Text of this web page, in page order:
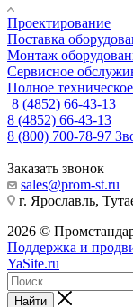
Проектирование
Поставка
Монтаж
Сервисное
Полное
8 (4852) 66-43-13
8 (4852) 66-43-13
8 (800) 700-78-97
Заказать звонок
sales@prom-st.ru
г. Ярославль,
2026 ©
Поддержка и
YaSite.ru
Найти